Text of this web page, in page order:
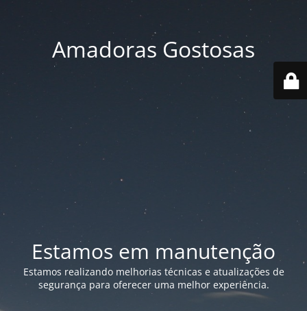
Amadoras Gostosas
Estamos em manutenção
Estamos realizando melhorias técnicas e atualizações de
segurança para oferecer uma melhor experiência.